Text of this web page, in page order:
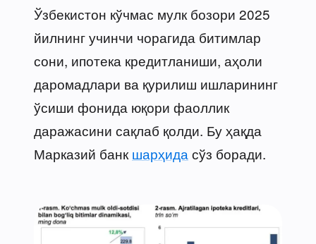
Ўзбекистон кўчмас мулк бозори 2025
йилнинг учинчи чорагида битимлар
сони, ипотека кредитланиши, аҳоли
даромадлари ва қурилиш ишларининг
ўсиши фонида юқори фаоллик
даражасини сақлаб қолди. Бу ҳақда
Марказий банк шарҳида сўз боради.